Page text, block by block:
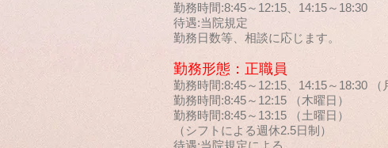
勤務時間:8:45～12:15、14:15～18:30
待遇:当院規定
勤務日数等、相談に応じます。
勤務形態：正職員
勤務時間:8:45～12:15、14:15～18:30 （
勤務時間:8:45～12:15 （木曜日）
勤務時間:8:45～13:15 （土曜日）
（シフトによる週休2.5日制）
待遇:当院規定による。